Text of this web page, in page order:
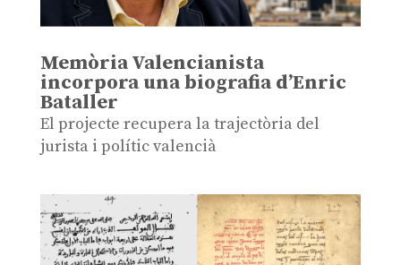
Memòria Valencianista
incorpora una biografia d’Enric
Bataller
El projecte recupera la trajectòria del
jurista i polític valencià